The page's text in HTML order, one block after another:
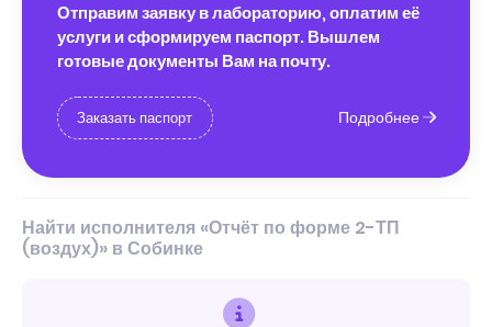
Отправим заявку в лабораторию, оплатим её
услуги и сформируем паспорт. Вышлем
готовые документы Вам на почту.
Заказать паспорт Подробнее
Найти исполнителя «Отчёт по форме 2-ТП
(воздух)» в Собинке